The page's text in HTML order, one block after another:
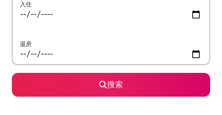
入住
退房
搜索